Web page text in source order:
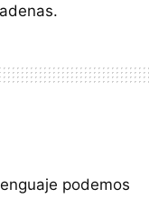
podemos